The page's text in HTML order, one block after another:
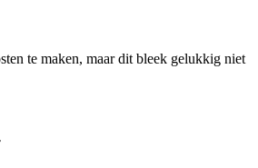
te maken, maar dit bleek gelukkig niet